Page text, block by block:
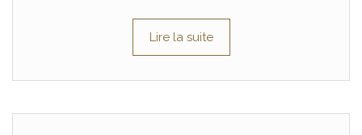
Lire la suite